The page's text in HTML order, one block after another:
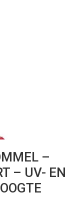
–
– UV- EN